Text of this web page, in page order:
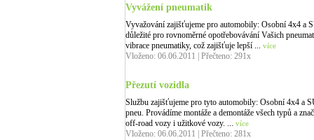
Vyvážení pneumatik
Vyvažování zajišťujeme pro automobily: Osobní 4x4 a
důležité pro rovnoměrné opotřebovávání Vašich
vibrace pneumatiky, což zajišťuje lepší ... více
Vloženo: 06.06.2011 | Přečteno: 291x
Přezutí vozidla
Službu zajišťujeme pro tyto automobily: Osobní 4x4 a
pneu. Provádíme montáže a demontáže všech typů a
off-road vozy i užitkové vozy. ... více
Vloženo: 06.06.2011 | Přečteno: 281x